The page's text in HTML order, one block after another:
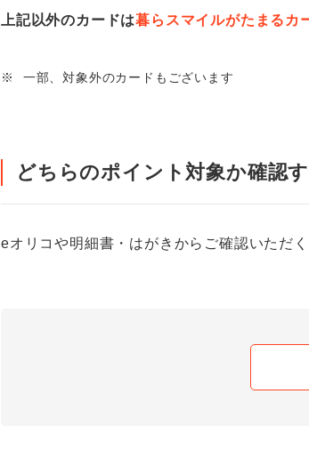
上記以外のカードは暮らスマイルがたまるカ
※ 一部、対象外のカードもございます
どちらのポイント対象か確認
eオリコや明細書・はがきからご確認いただく